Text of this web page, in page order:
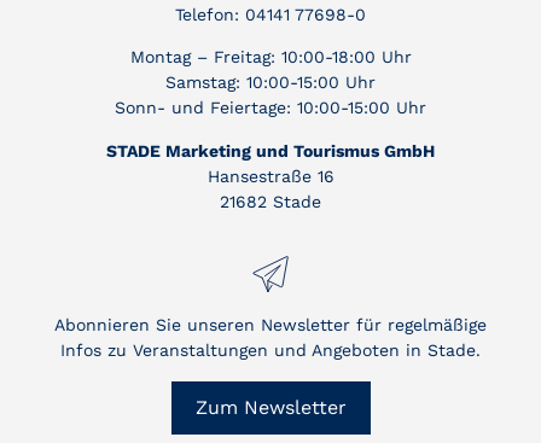
Telefon: 04141 77698-0
Montag – Freitag: 10:00-18:00 Uhr
Samstag: 10:00-15:00 Uhr
Sonn- und Feiertage: 10:00-15:00 Uhr
STADE Marketing und Tourismus GmbH
Hansestraße 16
21682 Stade
Abonnieren Sie unseren Newsletter für regelmäßige
Infos zu Veranstaltungen und Angeboten in Stade.
Zum Newsletter